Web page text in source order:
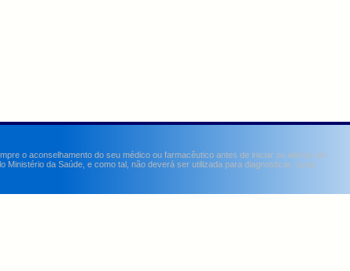
o aconselhamento do seu médico ou farmacêutico antes de iniciar ou alterar um
da Saúde, e como tal, não deverá ser utilizada para diagnosticar, curar,